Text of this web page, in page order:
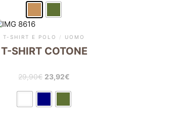
T-SHIRT E POLO / UOMO
T-SHIRT COTONE
29,90€ 23,92€